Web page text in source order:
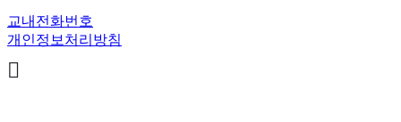
교내전화번호
개인정보처리방침